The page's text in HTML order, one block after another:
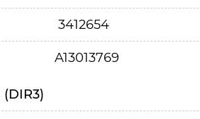
3412654
A13013769